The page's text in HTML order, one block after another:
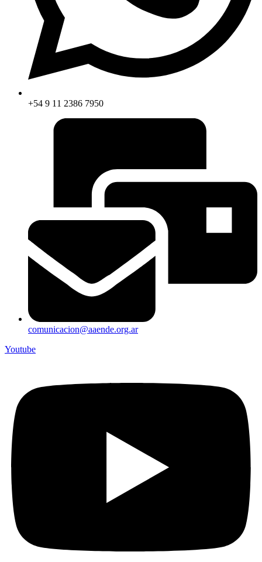
+54 9 11 2386 7950
comunicacion@aaende.org.ar
Youtube